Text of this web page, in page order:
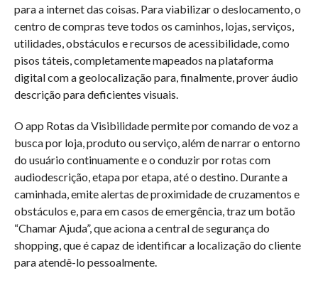
para a internet das coisas. Para viabilizar o deslocamento, o
centro de compras teve todos os caminhos, lojas, serviços,
utilidades, obstáculos e recursos de acessibilidade, como
pisos táteis, completamente mapeados na plataforma
digital com a geolocalização para, finalmente, prover áudio
descrição para deficientes visuais.
O app Rotas da Visibilidade permite por comando de voz a
busca por loja, produto ou serviço, além de narrar o entorno
do usuário continuamente e o conduzir por rotas com
audiodescrição, etapa por etapa, até o destino. Durante a
caminhada, emite alertas de proximidade de cruzamentos e
obstáculos e, para em casos de emergência, traz um botão
“Chamar Ajuda”, que aciona a central de segurança do
shopping, que é capaz de identificar a localização do cliente
para atendê-lo pessoalmente.